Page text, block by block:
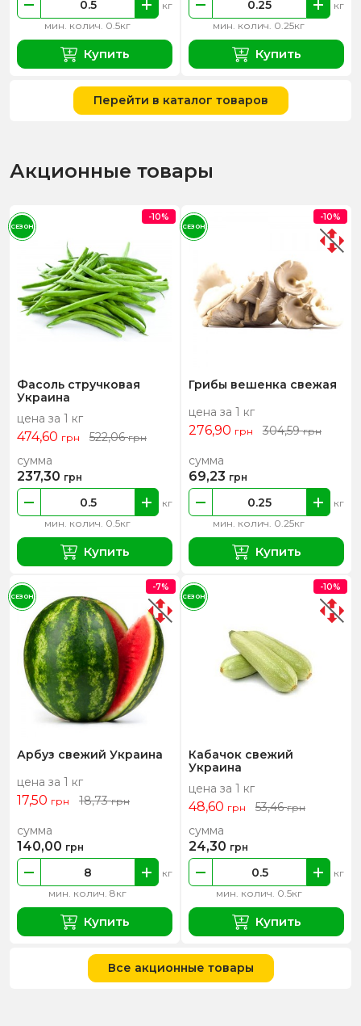
мин. колич. 0.5кг
кг
Купить
мин. колич. 0.25кг
кг
Купить
Перейти в каталог товаров
Акционные товары
Фасоль стручковая
Украина
цена за 1 кг
474,60 грн 522,06грн
мин. колич. 0.5кг
кг
сумма
237,30 грн
Купить
-10%
СЕЗОН
Грибы вешенка свежая
цена за 1 кг
276,90 грн 304,59грн
мин. колич. 0.25кг
кг
сумма
69,23 грн
Купить
-10%
СЕЗОН
Арбуз свежий Украина
цена за 1 кг
17,50 грн 18,73грн
мин. колич. 8кг
кг
сумма
140,00 грн
Купить
-7%
СЕЗОН
Кабачок свежий
Украина
цена за 1 кг
48,60 грн 53,46грн
мин. колич. 0.5кг
кг
сумма
24,30 грн
Купить
-10%
СЕЗОН
Все акционные товары